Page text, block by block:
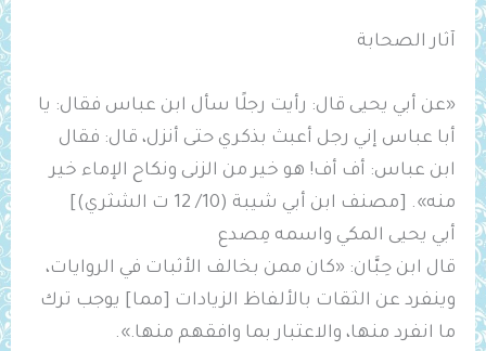
آثار الصحابة
«عن أبي يحيى قال: رأيت رجلًا سأل ابن عباس فقال: يا
أبا عباس إني رجل أعبث بذكري حتى أنزل، قال: فقال
ابن عباس: أف أف! هو خير من الزنى ونكاح الإماء خير
منه». [مصنف ابن أبي شيبة (10/ 12 ت الشثري)]
أبي يحيى المكي واسمه مِصدع
قال ابن حِبَّان: «كان ممن بخالف الأثبات في الروايات،
وينفرد عن الثقات بالألفاظ الزيادات [مما] يوجب ترك
ما انفرد منها، والاعتبار بما وافقهم منها.».